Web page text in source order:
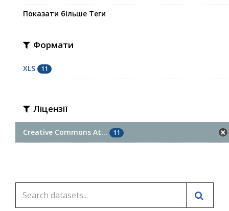
Показати більше Теги
Формати
XLS 11
Ліцензії
Creative Commons At... 11